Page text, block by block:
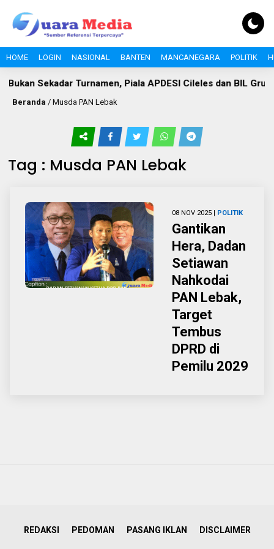
HOME LOGIN NASIONAL BANTEN MANCANEGARA POLITIK
Bukan Sekadar Turnamen, Piala APDESI Cileles dan BIL
Beranda / Musda PAN Lebak
Tag : Musda PAN Lebak
08 NOV 2025 | POLITIK
Gantikan
Hera, Dadan
Setiawan
Nahkodai
PAN Lebak,
Target
Tembus
DPRD di
Pemilu 2029
REDAKSI PEDOMAN PASANG IKLAN DISCLAIMER